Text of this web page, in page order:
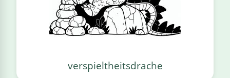
verspieltheitsdrache